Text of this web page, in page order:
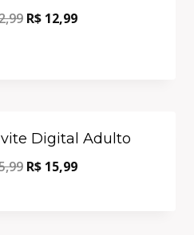
R$ 12,99
Digital Adulto
R$ 15,99